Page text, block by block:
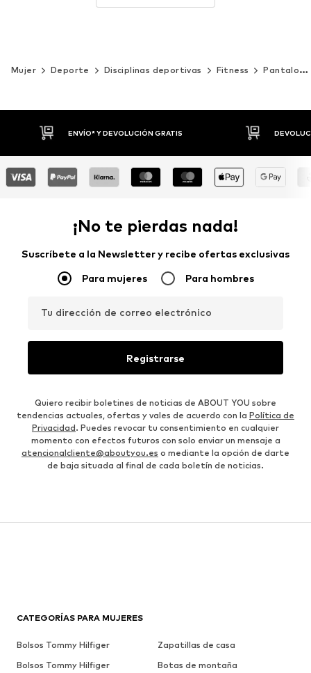
Mujer Deporte Disciplinas deportivas Fitness Pantalones
DEVOLUCIONES HASTA 30 DÍAS
¡No te pierdas nada!
Suscríbete a la Newsletter y recibe ofertas exclusivas
Para mujeres Para hombres
Tu dirección de correo electrónico
Registrarse
Quiero recibir boletines de noticias de ABOUT YOU sobre
tendencias actuales, ofertas y vales de acuerdo con la Política de
Privacidad. Puedes revocar tu consentimiento en cualquier
momento con efectos futuros con solo enviar un mensaje a
atencionalcliente@aboutyou.es o mediante la opción de darte
de baja situada al final de cada boletín de noticias.
CATEGORÍAS PARA MUJERES
Bolsos Tommy Hilfiger
Zapatillas de casa
Bolsos Tommy Hilfiger
Botas de montaña